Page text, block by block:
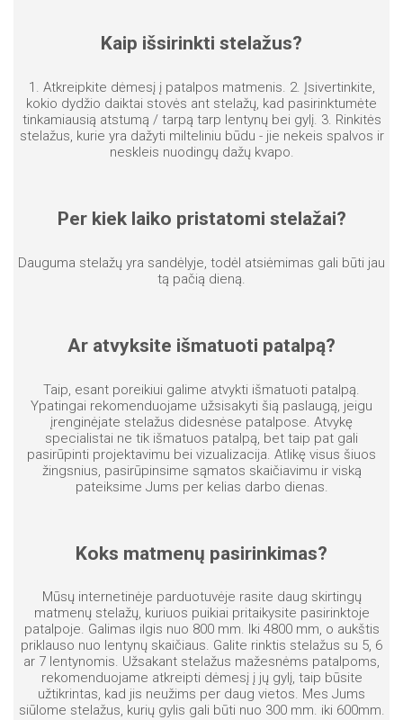
Kaip išsirinkti stelažus?
1. Atkreipkite dėmesį į patalpos matmenis. 2. Įsivertinkite,
kokio dydžio daiktai stovės ant stelažų, kad pasirinktumėte
tinkamiausią atstumą / tarpą tarp lentynų bei gylį. 3. Rinkitės
stelažus, kurie yra dažyti milteliniu būdu - jie nekeis spalvos ir
neskleis nuodingų dažų kvapo.
Per kiek laiko pristatomi stelažai?
Dauguma stelažų yra sandėlyje, todėl atsiėmimas gali būti jau
tą pačią dieną.
Ar atvyksite išmatuoti patalpą?
Taip, esant poreikiui galime atvykti išmatuoti patalpą.
Ypatingai rekomenduojame užsisakyti šią paslaugą, jeigu
įrenginėjate stelažus didesnėse patalpose. Atvykę
specialistai ne tik išmatuos patalpą, bet taip pat gali
pasirūpinti projektavimu bei vizualizacija. Atlikę visus šiuos
žingsnius, pasirūpinsime sąmatos skaičiavimu ir viską
pateiksime Jums per kelias darbo dienas.
Koks matmenų pasirinkimas?
Mūsų internetinėje parduotuvėje rasite daug skirtingų
matmenų stelažų, kuriuos puikiai pritaikysite pasirinktoje
patalpoje. Galimas ilgis nuo 800 mm. Iki 4800 mm, o aukštis
priklauso nuo lentynų skaičiaus. Galite rinktis stelažus su 5, 6
ar 7 lentynomis. Užsakant stelažus mažesnėms patalpoms,
rekomenduojame atkreipti dėmesį į jų gylį, taip būsite
užtikrintas, kad jis neužims per daug vietos. Mes Jums
siūlome stelažus, kurių gylis gali būti nuo 300 mm. iki 600mm.